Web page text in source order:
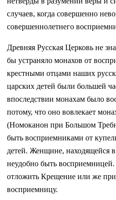
случаев, когда совершенно
совершеннолетнего
Древняя Русская Церковь не
бы устраняло монахов от
крестными отцами наших
царских детей были большей
впоследствии монахам было
потому, что оно вовлекает
(Номоканон при Большом
быть восприемниками от
детей. Женщине, находящейся
неудобно быть
отложить Крещение или же
восприемницу.